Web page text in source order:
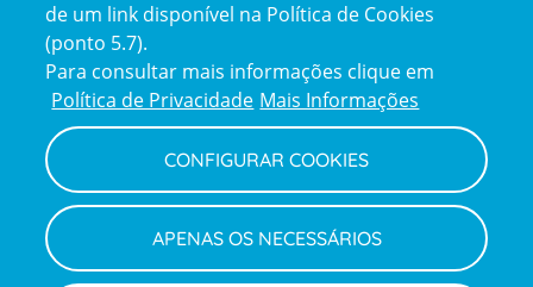
Reclamações
e
elogios
Policy
Política de Privacidade e Cookies
Termos e Condições
Declaração de Acessibilidade
Canal de Denúncias
Informações legais
de um link disponível na Política de Cookies
(ponto 5.7).
Para consultar mais informações clique em
Política de Privacidade Mais Informações
CONFIGURAR COOKIES
APENAS OS NECESSÁRIOS